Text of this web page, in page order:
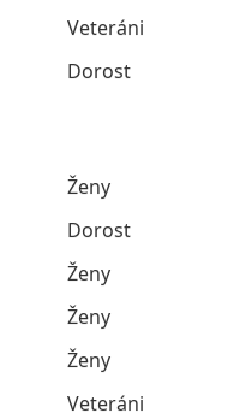
Veteráni
Dorost
Ženy
Dorost
Ženy
Ženy
Ženy
Veteráni